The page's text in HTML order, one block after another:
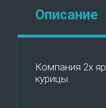
Описание
Компания 2х
курицы.